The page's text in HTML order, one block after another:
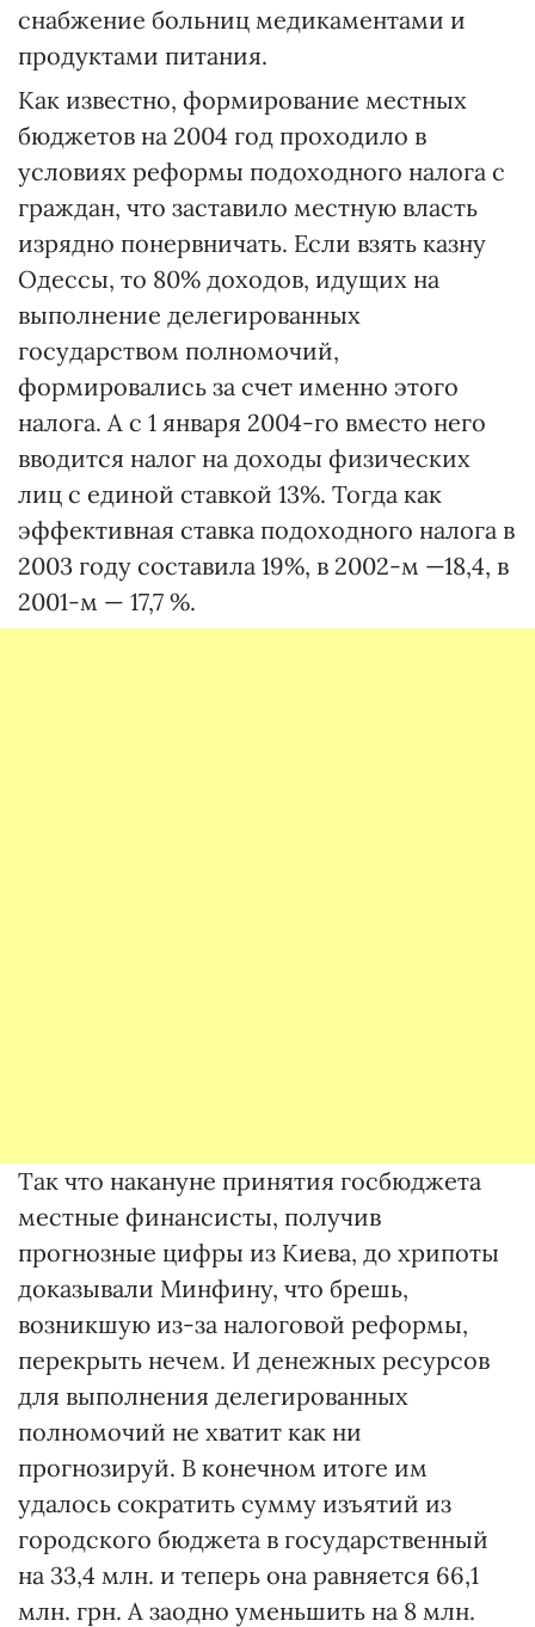
снабжение больниц медикаментами и
продуктами питания.
Как известно, формирование местных
бюджетов на 2004 год проходило в
условиях реформы подоходного налога с
граждан, что заставило местную власть
изрядно понервничать. Если взять казну
Одессы, то 80% доходов, идущих на
выполнение делегированных
государством полномочий,
формировались за счет именно этого
налога. А с 1 января 2004-го вместо него
вводится налог на доходы физических
лиц с единой ставкой 13%. Тогда как
эффективная ставка подоходного налога в
2003 году составила 19%, в 2002-м —18,4, в
2001-м — 17,7 %.
Так что накануне принятия госбюджета
местные финансисты, получив
прогнозные цифры из Киева, до хрипоты
доказывали Минфину, что брешь,
возникшую из-за налоговой реформы,
перекрыть нечем. И денежных ресурсов
для выполнения делегированных
полномочий не хватит как ни
прогнозируй. В конечном итоге им
удалось сократить сумму изъятий из
городского бюджета в государственный
на 33,4 млн. и теперь она равняется 66,1
млн. грн. А заодно уменьшить на 8 млн.